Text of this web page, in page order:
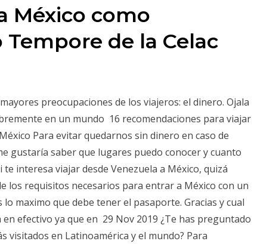
México como
Tempore de la Celac
preocupaciones de los viajeros: el dinero. Ojala
en un mundo 16 recomendaciones para viajar
Para evitar quedarnos sin dinero en caso de
gustaría saber que lugares puedo conocer y cuanto
te interesa viajar desde Venezuela a México, quizá
los requisitos necesarios para entrar a México con un
maximo que debe tener el pasaporte. Gracias y cual
efectivo ya que en 29 Nov 2019 ¿Te has preguntado
visitados en Latinoamérica y el mundo? Para